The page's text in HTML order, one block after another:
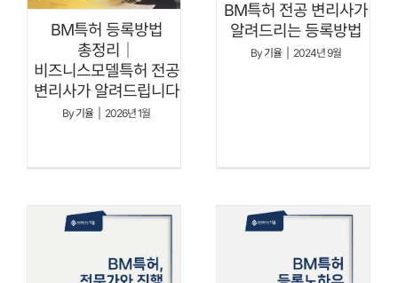
BM특허 등록방법
총정리｜
비즈니스모델특허 전공
변리사가 알려드립니다
By기율 2026년 1월
BM특허 전공 변리사가
알려드리는 등록방법
By기율 2024년 9월